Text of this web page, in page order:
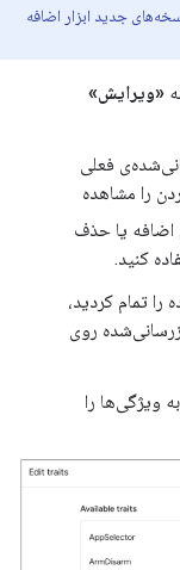
جدید ابزار اضافه
«ویرایش»
فعلی
را مشاهده
اضافه یا حذف
کنید.
تمام کردید،
روی
ویژگی‌ها را